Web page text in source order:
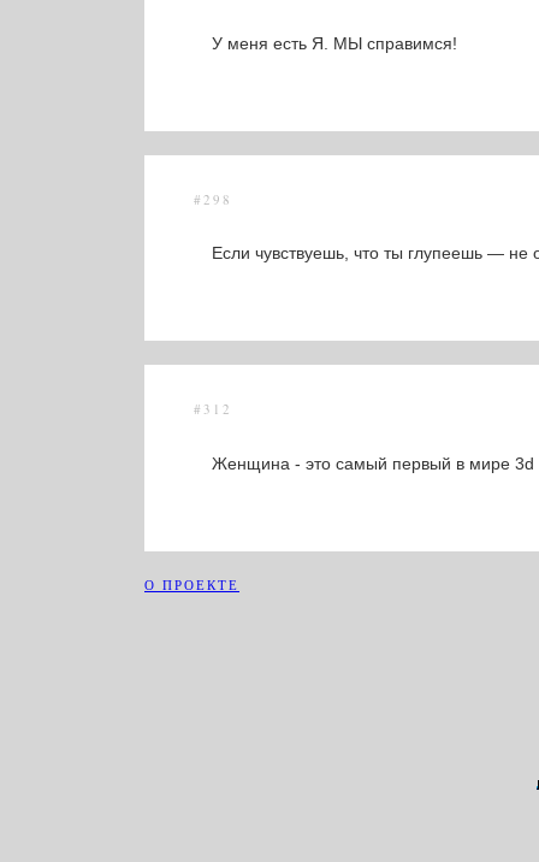
У меня есть Я. МЫ справимся!
#298
Если чувствуешь, что ты глупеешь — не
#312
Женщина - это самый первый в мире 3d
О ПРОЕКТЕ